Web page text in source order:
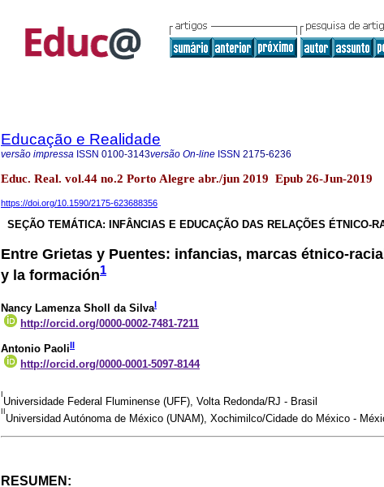
Educação e Realidade
versão impressa ISSN 0100-3143versão On-line ISSN 2175-6236
Educ. Real. vol.44 no.2 Porto Alegre abr./jun 2019 Epub 26-Jun-2019
https://doi.org/10.1590/2175-623688356
SEÇÃO TEMÁTICA: INFÂNCIAS E EDUCAÇÃO DAS RELAÇÕES ÉTNICO-
Entre Grietas y Puentes: infancias, marcas étnico-
y la formación1
Nancy Lamenza Sholl da SilvaI
http://orcid.org/0000-0002-7481-7211
Antonio PaoliII
http://orcid.org/0000-0001-5097-8144
Universidade Federal Fluminense (UFF), Volta Redonda/RJ - Brasil
Universidad Autónoma de México (UNAM), Xochimilco/Cidade do México -
RESUMEN: